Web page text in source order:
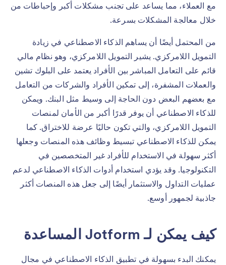
مع العملاء، مما يساعد على تجنب مشكلات أكبر وإحباطات من
خلال معالجة المشكلات بسرعة.
من المحتمل أيضًا أن يساهم الذكاء الاصطناعي في زيادة
التمويل اللامركزي. يشير التمويل اللامركزي، وهو نظام مالي
قائم على التعامل المباشر بين الأفراد يعتمد على البلوك تشين
والعملات المشفرة، إلى تمكين الأفراد والشركات من التعامل
مع بعضهم البعض دون الحاجة إلى وسيط مثل البنك. ويمكن
للذكاء الاصطناعي أن يوفر قدرًا أكبر من الأمان لمنصات
التمويل اللامركزي، والتي تكون حاليًا عرضة للاختراق. كما
يمكن للذكاء الاصطناعي تبسيط وظائف هذه المنصات وجعلها
أكثر سهولة في الاستخدام للأفراد غير المتخصصين في
التكنولوجيا. وقد يؤدي استخدام أدوات الذكاء الاصطناعي لدعم
عمليات التداول والاستثمار أيضًا إلى جعل هذه المنصات أكثر
جاذبية لجمهور أوسع.
كيف يمكن لـ Jotform المساعدة
يمكنك البدء بسهولة في تطبيق الذكاء الاصطناعي في مجال